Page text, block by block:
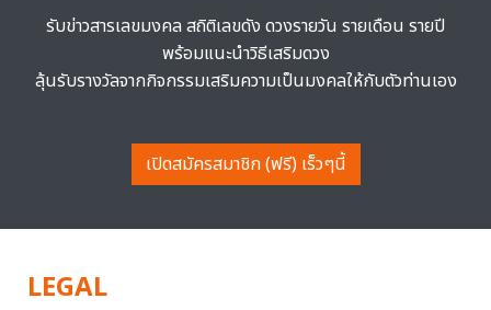
รับข่าวสารเลขมงคล สถิติเลขดัง ดวงรายวัน รายเดือน รายปี
พร้อมแนะนำวิธีเสริมดวง
ลุ้นรับรางวัลจากกิจกรรมเสริมความเป็นมงคลให้กับตัวท่านเอง
เปิดสมัครสมาชิก (ฟรี) เร็วๆนี้
LEGAL